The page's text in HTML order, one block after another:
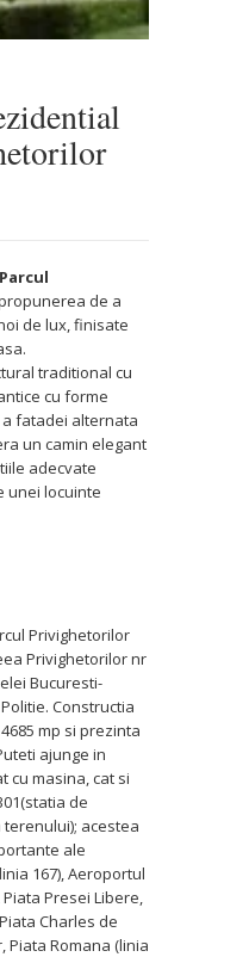
de a
de lux, finisate
traditional cu
cu forme
fatadei alternata
un camin elegant
adecvate
unei locuinte
Privighetorilor
Privighetorilor nr
Bucuresti-
Constructia
mp si prezinta
ajunge in
cu masina, cat si
de
acestea
ale
167), Aeroportul
Presei Libere,
Charles de
Piata Romana (linia